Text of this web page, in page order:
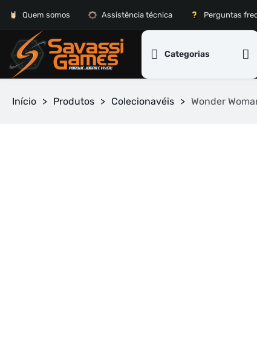
Quem somos Assistência técnica Perguntas
Categorias
Início > Produtos > Colecionavéis > Wonder